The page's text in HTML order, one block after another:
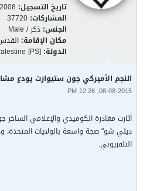
تاريخ التسجيل:
المشاركات: 37720
الجنس: ذكر / Male
مكان الإقامة:
الدولة: [PS]
النجم الأميركي جون ستيوارت يودع
08-08-2015, 12:26 PM
أثارت مغادرة الكوميدي والإعلامي
التلفزيوني.